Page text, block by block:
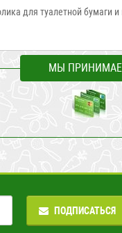
для туалетной бумаги
МЫ
ПОДПИСАТЬСЯ